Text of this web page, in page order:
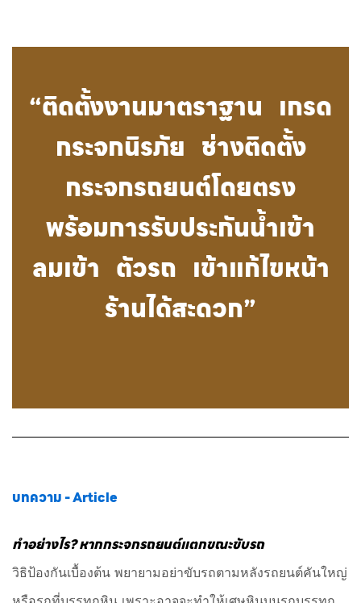
“ติดตั้งงานมาตราฐาน เกรด
กระจกนิรภัย ช่างติดตั้ง
กระจกรถยนต์โดยตรง
พร้อมการรับประกันน้ำเข้า
ลมเข้า ตัวรถ เข้าแก้ไขหน้า
ร้านได้สะดวก”
บทความ - Article
ทำอย่างไร? หากกระจกรถยนต์แตกขณะขับรถ
วิธิป้องกันเบื้องต้น พยายามอย่าขับรถตามหลังรถยนต์คันใหญ่